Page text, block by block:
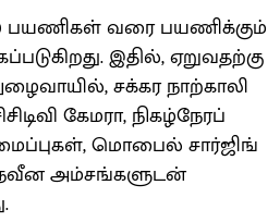
பயணிகள் வரை பயணிக்கும்
இதில், ஏறுவதற்கு
சக்கர நாற்காலி
கேமரா, நிகழ்நேரப்
மொபைல் சார்ஜிங்
அம்சங்களுடன்